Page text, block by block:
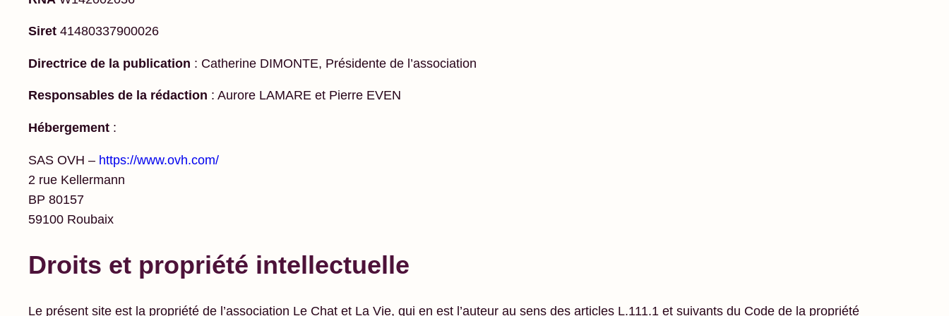
Siret 41480337900026
Directrice de la publication : Catherine DIMONTE, Présidente de l’association
Responsables de la rédaction : Aurore LAMARE et Pierre EVEN
Hébergement :
SAS OVH – https://www.ovh.com/
2 rue Kellermann
BP 80157
59100 Roubaix
Droits et propriété intellectuelle
Le présent site est la propriété de l’association Le Chat et La Vie, qui en est l’auteur au sens des articles L.111.1 et suivants du Code de la propriété